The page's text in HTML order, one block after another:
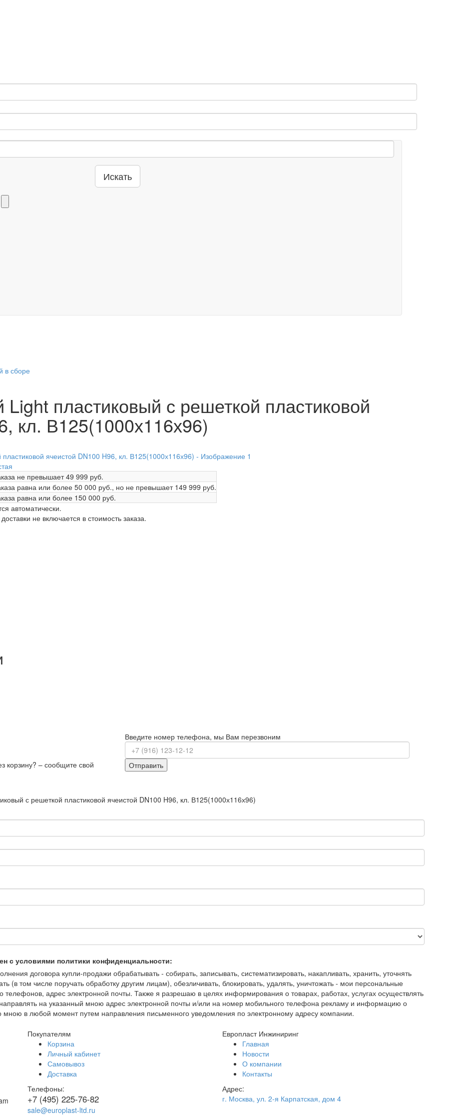
Искать
в сборе
пластиковый с решеткой пластиковой
кл. В125(1000х116х96)
не превышает49 999 руб.
равна или более 50 000 руб., но не превышает 149 999 руб.
равна или более 150 000 руб.
автоматически.
не включается в стоимость заказа.
корзину? – сообщите свой
Введите номер телефона, мы Вам перезвоним
Отправить
с решеткой пластиковой ячеистой DN100 H96, кл. В125(1000х116х96)
с условиями политики конфиденциальности:
договора купли-продажи обрабатывать - собирать, записывать, систематизировать, накапливать, хранить, уточнять
(в том числе поручать обработку другим лицам), обезличивать, блокировать, удалять, уничтожать - мои персональные
адрес электронной почты. Также я разрешаю в целях информирования о товарах, работах, услугах осуществлять
на указанный мною адрес электронной почты и/или на номер мобильного телефона рекламу и информацию о
мною в любой момент путем направления письменного уведомления по электронному адресу компании.
Покупателям
Корзина
Личный кабинет
Самовывоз
Доставка
Европласт Инжиниринг
Главная
Новости
О компании
Контакты
Телефоны:
+7 (495) 225-76-82
sale@europlast-ltd.ru
Адрес:
г. Москва, ул. 2-я Карпатская, дом 4